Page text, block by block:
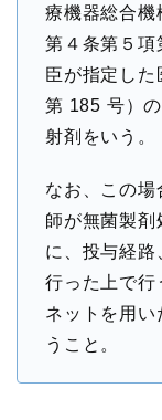
療機器総合機
第４条第５項
臣が指定し
第 185 号）
射剤をいう。
なお、この場
師が無菌製剤
に、投与経路
行った上で行
ネットを用
うこと。